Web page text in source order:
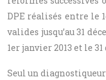
DPE réalisés entre le
valides jusqu’au 31
1er janvier 2013 et le
Seul un